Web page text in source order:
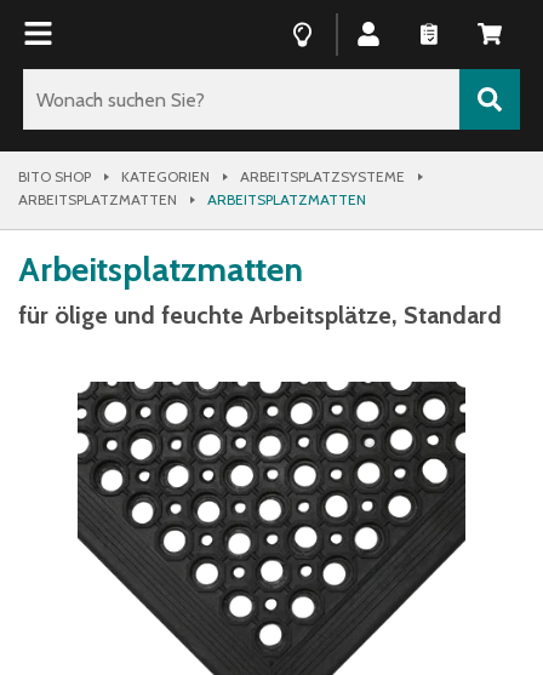
BITO SHOP KATEGORIEN
ARBEITSPLATZSYSTEME
ARBEITSPLATZMATTEN
ARBEITSPLATZMATTEN
Arbeitsplatzmatten
für ölige und feuchte Arbeitsplätze, Standard